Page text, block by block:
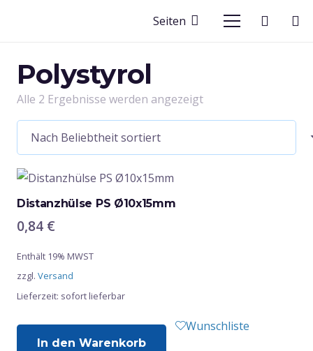
Seiten
Polystyrol
Alle 2 Ergebnisse werden angezeigtNach
Beliebtheit
Distanzhülse PS Ø10x15mm
0,84 €
Enthält 19% MWST
zzgl. Versand
Lieferzeit: sofort lieferbar
In den Warenkorb
Wunschliste